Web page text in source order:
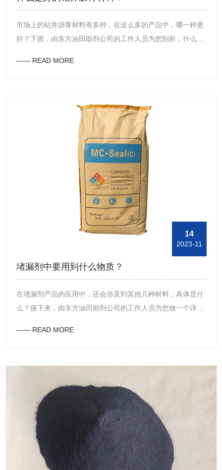
市场上的钻井沥青材料有多种，在这么多的产品中，哪一种更
好？下面，由东方油田助剂公司的工作人员为您剖析，什么是
性沥青，是在地质环境的长期变迁中，通过油性原料的各种复
杂的物理化学作用而生成的，因为是在岩缝中生成的，所以与
其它的天然沥青相比，承受了更大的应力和温度，具有更大的
分子量和更高的软化点。此外，钻井沥青材料由于氮的含有率
高，且氮以功能基团的形式而存在，因此，岩状沥青的浸润性
提高，对游离的氧化碱性的耐受性提高，特别是对骨料的附
着、剥离的耐受性显著提高，此外，由于沥青烯的含量高、分
子量大，因此，能够提高溶液的粘度，能够容易地与高分子接
合，而且，耐氧化性优异。
—— READ MORE
14
2023-11
堵漏剂中要用到什么物质？
在堵漏剂产品的应用中，还会涉及到其他几种材料，具体是什
么？接下来，由东方油田助剂公司的工作人员为您做一个详尽
被选择。颗粒、鳞片、纤维三种堵漏材料按一定比例配合使
用，可大大提高堵漏性能。其次，在使用堵漏剂的过程中，还
需要大泄漏封堵材料，所述大泄漏封堵材料在由所述大泄漏封
堵剂组成的浆料到达所述泄漏区段之后，由于所述浆料的液柱
和所述地层的压差，所述浆料在所述泄漏区段中快速地损失水
分，并且所述浆料中的所述固体成分聚集并变浓以形成所述滤
—— READ MORE